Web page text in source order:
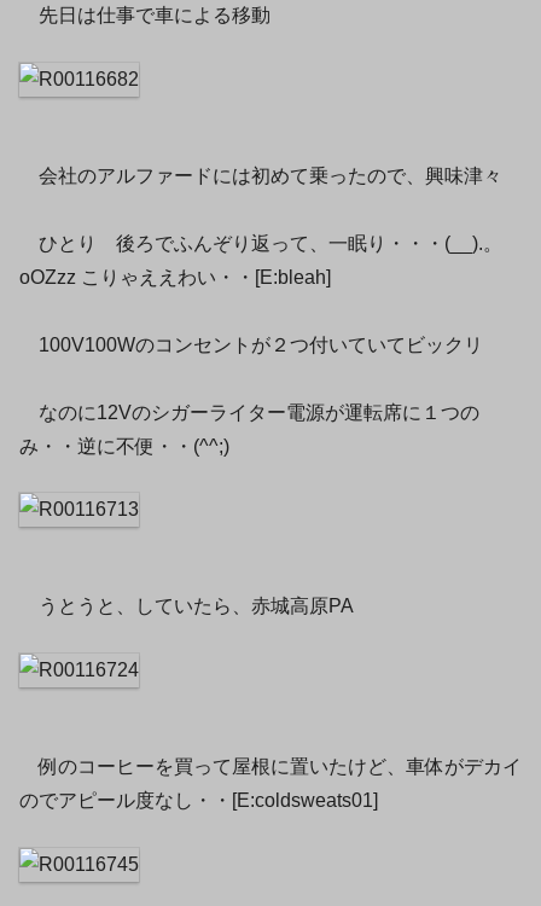
先日は仕事で車による移動
会社のアルファードには初めて乗ったので、興味津々
ひとり 後ろでふんぞり返って、一眠り・・・(__).。
oOZzz こりゃええわい・・[E:bleah]
100V100Wのコンセントが２つ付いていてビックリ
なのに12Vのシガーライター電源が運転席に１つの
み・・逆に不便・・(^^;)
うとうと、していたら、赤城高原PA
例のコーヒーを買って屋根に置いたけど、車体がデカイ
のでアピール度なし・・[E:coldsweats01]